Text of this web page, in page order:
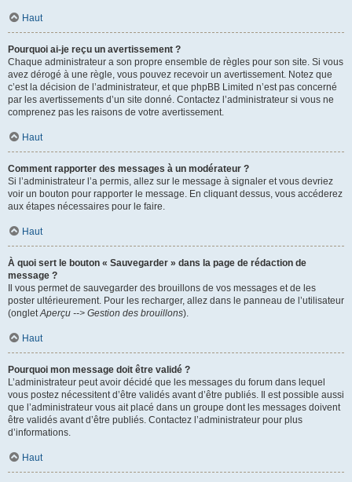
Haut
Pourquoi ai-je reçu un avertissement ?
Chaque administrateur a son propre ensemble de règles pour son site. Si vous
avez dérogé à une règle, vous pouvez recevoir un avertissement. Notez que
c’est la décision de l’administrateur, et que phpBB Limited n’est pas concerné
par les avertissements d’un site donné. Contactez l’administrateur si vous ne
comprenez pas les raisons de votre avertissement.
Haut
Comment rapporter des messages à un modérateur ?
Si l’administrateur l’a permis, allez sur le message à signaler et vous devriez
voir un bouton pour rapporter le message. En cliquant dessus, vous accéderez
aux étapes nécessaires pour le faire.
Haut
À quoi sert le bouton « Sauvegarder » dans la page de rédaction de
message ?
Il vous permet de sauvegarder des brouillons de vos messages et de les
poster ultérieurement. Pour les recharger, allez dans le panneau de l’utilisateur
(onglet Aperçu --> Gestion des brouillons).
Haut
Pourquoi mon message doit être validé ?
L’administrateur peut avoir décidé que les messages du forum dans lequel
vous postez nécessitent d’être validés avant d’être publiés. Il est possible aussi
que l’administrateur vous ait placé dans un groupe dont les messages doivent
être validés avant d’être publiés. Contactez l’administrateur pour plus
d’informations.
Haut